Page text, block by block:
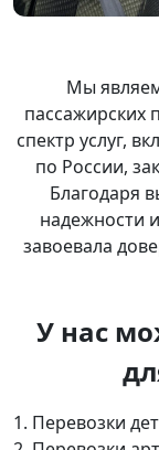
Мы я
пассажирских
спектр услуг,
по России,
Благодаря
надежности
завоевала
У нас
1. Перевозки